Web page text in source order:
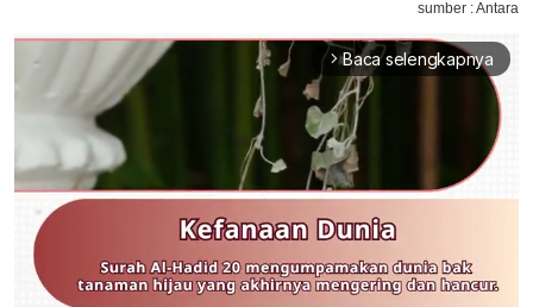
sumber : Antara
arrow_forward_ios Baca selengkapnya